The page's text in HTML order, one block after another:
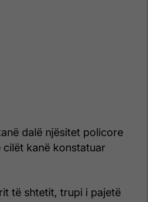
dalë njësitet policore
kanë konstatuar
të shtetit, trupi i pajetë